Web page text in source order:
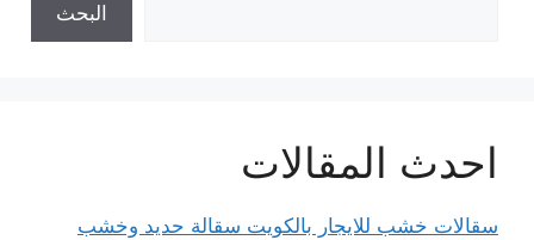
البحث
احدث المقالات
سقالات خشب للايجار بالكويت سقالة حديد وخشب